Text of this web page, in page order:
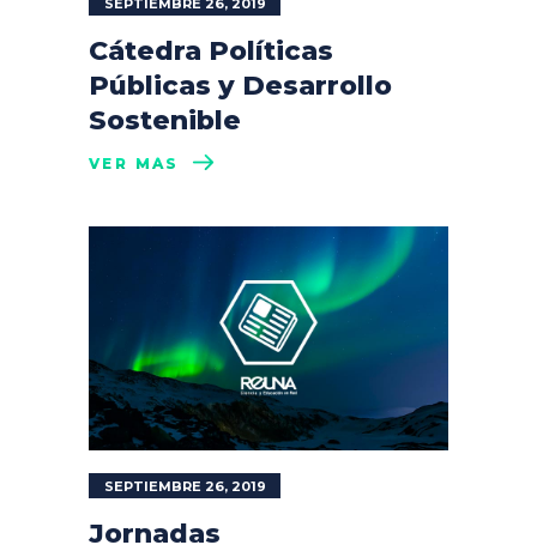
Cátedra Políticas
Públicas y Desarrollo
Sostenible
VER MÁS
SEPTIEMBRE 26, 2019
Jornadas